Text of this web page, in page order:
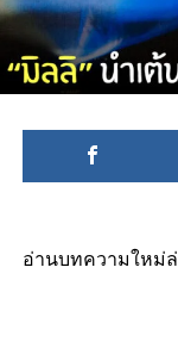
อ่านบทความใหม่ล่